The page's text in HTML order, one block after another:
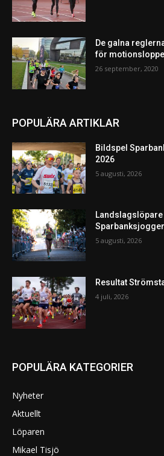
De galna
för
26 september, 2020
POPULÄRA ARTIKLAR
Bildspel
2026
5 augusti, 2026
5 augusti, 2026
Resultat
4 juli, 2026
POPULÄRA KATEGORIER
Nyheter
Aktuellt
Löparen
Mikael Tisjö